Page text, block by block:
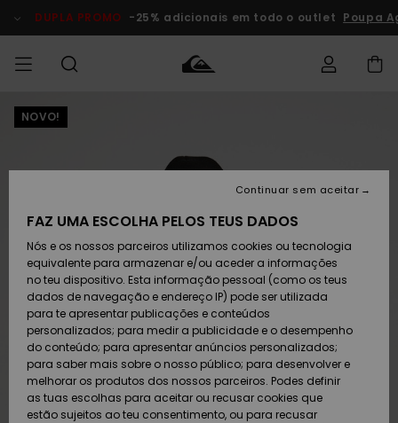
do
DUPLA PROMO -25% adicionais em todo o outlet Poupa
HOMEM
Calçado e
chinelos
Surfe/água
Snow
MENINO
Calçado e
chinelos
Surfe/água
Neve
MULHER
chegados
Highlights
Snow
SURF
Crianças
Highlights
Community
SNOW
Homem
Artigos
Criança
Snow Shop
Feminino
Highlights
DUPLA
PROMO
Criança
Outlet
Mulher
Devoluções
Pagamento
Cartão
presente
Quiksilver
Freedom
NOVO!
FAZ UMA ESCOLHA PELOS TEUS DADOS
Nós e os nossos parceiros utilizamos cookies ou tecnologia
equivalente para armazenar e/ou aceder a informações
no teu dispositivo. Esta informação pessoal (como os teus
dados de navegação e endereço IP) pode ser utilizada
para te apresentar publicações e conteúdos
personalizados; para medir a publicidade e o desempenho
do conteúdo; para apresentar anúncios personalizados;
para saber mais sobre o nosso público; para desenvolver e
melhorar os produtos dos nossos parceiros. Podes definir
as tuas escolhas para aceitar ou recusar cookies que
estão sujeitos ao teu consentimento, ou para recusar
Continuar sem aceitar